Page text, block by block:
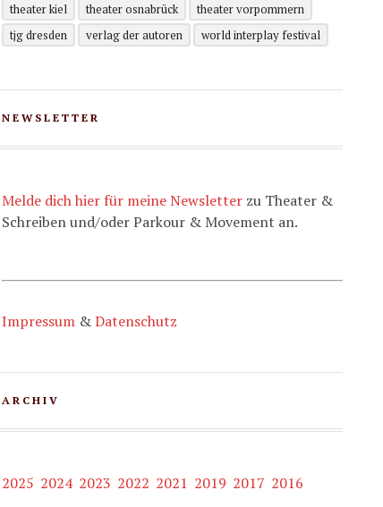
theater kiel
theater osnabrück
theater vorpommern
tjg dresden
verlag der autoren world interplay festival
NEWSLETTER
Melde dich hier für meine Newsletterzu Theater &
Schreiben und/oder Parkour & Movement an.
Impressum&Datenschutz
ARCHIV
2025 2024 2023 2022 2021 2019 2017 2016